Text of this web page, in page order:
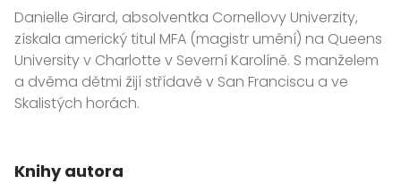
Danielle Girard, absolventka Cornellovy Univerzity,
získala americký titul MFA (magistr umění) na Queens
University v Charlotte v Severní Karolíně. S manželem
a dvěma dětmi žijí střídavě v San Franciscu a ve
Skalistých horách.
Knihy autora